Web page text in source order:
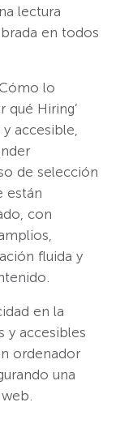
lectura
en todos
lo
qué Hiring’
accesible,
de selección
están
con
fluida y
en la
y accesibles
ordenador
una